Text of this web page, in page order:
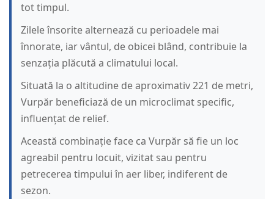
tot timpul.
Zilele însorite alternează cu perioadele mai
înnorate, iar vântul, de obicei blând, contribuie la
senzația plăcută a climatului local.
Situată la o altitudine de aproximativ 221 de metri,
Vurpăr beneficiază de un microclimat specific,
influențat de relief.
Această combinație face ca Vurpăr să fie un loc
agreabil pentru locuit, vizitat sau pentru
petrecerea timpului în aer liber, indiferent de
sezon.